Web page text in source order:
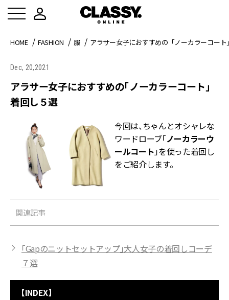
HOME FASHION 服 アラサー女子におすすめの「ノーカラーコー
Dec, 20,2021
アラサー女子におすすめの「ノーカラーコート」
着回し５選
今回は、ちゃんとオシャレな
ワードローブ「ノーカラーウ
ールコート」を使った着回し
をご紹介します。
関連記事
「Gapのニットセットアップ」大人女子の着回しコーデ
７選
【INDEX】